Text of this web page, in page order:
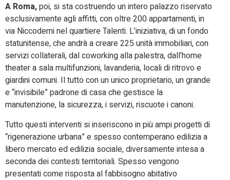
A Roma,poi, si sta costruendo un intero palazzo riservato
esclusivamente agli affitti, con oltre 200 appartamenti, in
via Niccodemi nel quartiere Talenti. L’iniziativa, di un fondo
statunitense, che andrà a creare 225 unità immobiliari, con
servizi collaterali, dal coworking alla palestra, dall’home
theater a sala multifunzioni, lavanderia, locali di ritrovo e
giardini comuni. Il tutto con un unico proprietario, un grande
e “invisibile” padrone di casa che gestisce la
manutenzione, la sicurezza, i servizi, riscuote i canoni.
Tutto questi interventi si inseriscono in più ampi progetti di
“rigenerazione urbana” e spesso contemperano edilizia a
libero mercato ed edilizia sociale, diversamente intesa a
seconda dei contesti territoriali. Spesso vengono
presentati come risposta al fabbisogno abitativo